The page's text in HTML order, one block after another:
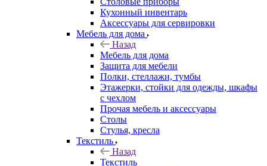
Кухонный инвентарь
Аксессуары для сервировки
Мебель для дома
Назад
Мебель для дома
Защита для мебели
Полки, стеллажи, тумбы
Этажерки, стойки для одежды, шкафы
с чехлом
Прочая мебель и аксессуары
Столы
Стулья, кресла
Текстиль
Назад
Текстиль